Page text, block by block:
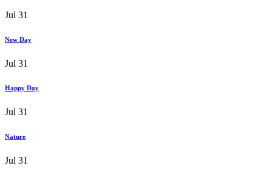
Jul 31
New Day
Jul 31
Happy Day
Jul 31
Nature
Jul 31